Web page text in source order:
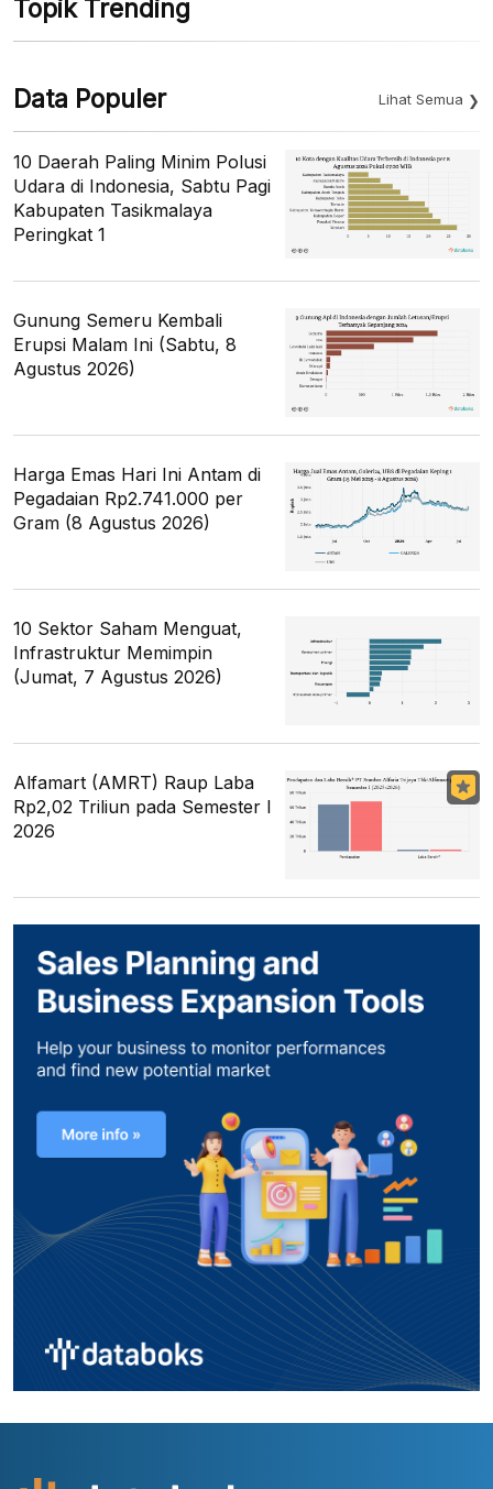
Topik Trending
Data Populer Lihat Semua
10 Daerah Paling Minim Polusi
Udara di Indonesia, Sabtu Pagi
Kabupaten Tasikmalaya
Peringkat 1
Gunung Semeru Kembali
Erupsi Malam Ini (Sabtu, 8
Agustus 2026)
Harga Emas Hari Ini Antam di
Pegadaian Rp2.741.000 per
Gram (8 Agustus 2026)
10 Sektor Saham Menguat,
Infrastruktur Memimpin
(Jumat, 7 Agustus 2026)
Alfamart (AMRT) Raup Laba
Rp2,02 Triliun pada Semester I
2026